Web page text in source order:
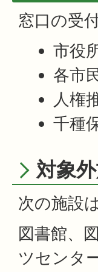
窓口の受
市役
各市
人権
千種
対象
次の施設
図書館、
ツセンタ